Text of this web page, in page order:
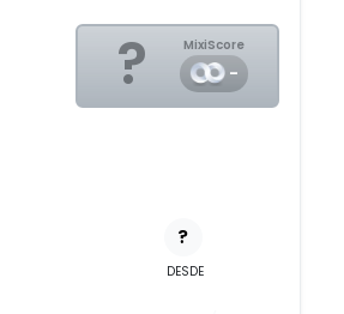
? MixiScore
-
?
DESDE